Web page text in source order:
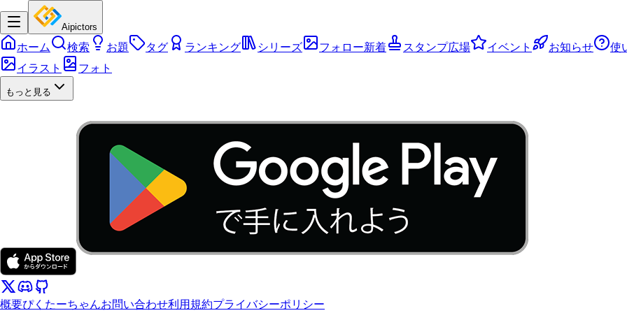
Aipictors
ホーム 検索 お題 タグ ランキング シリーズ フォロー新着 スタンプ広場 イベント お知らせ
使
イラスト
フォト
もっと見る
概要ぴくたーちゃんお問い合わせ利用規約プライバシーポリシー